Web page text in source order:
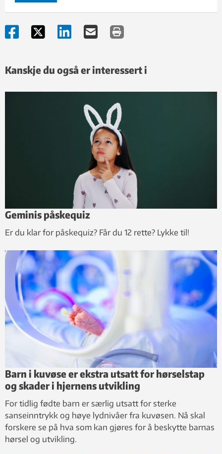
Kanskje du også er interessert i
Geminis påskequiz
Er du klar for påskequiz? Får du 12 rette? Lykke til!
Barn i kuvøse er ekstra utsatt for hørselstap
og skader i hjernens utvikling
For tidlig fødte barn er særlig utsatt for sterke
sanseinntrykk og høye lydnivåer fra kuvøsen. Nå skal
forskere se på hva som kan gjøres for å beskytte barnas
hørsel og utvikling.